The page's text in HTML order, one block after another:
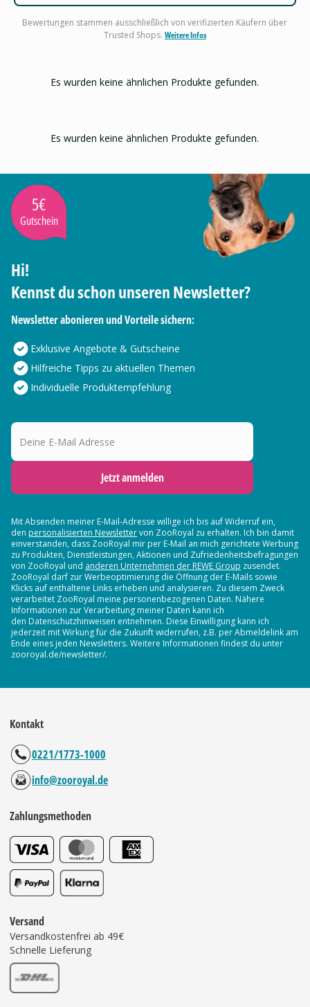
Bewertungen stammen ausschließlich von verifizierten Käufern über
Trusted Shops. Weitere Infos
Es wurden keine ähnlichen Produkte gefunden.
Es wurden keine ähnlichen Produkte gefunden.
5€
Gutschein
Hi!
Kennst du schon unseren Newsletter?
Newsletter abonieren und Vorteile sichern:
Exklusive Angebote & Gutscheine
Hilfreiche Tipps zu aktuellen Themen
Individuelle Produktempfehlung
Deine E-Mail Adresse
Jetzt anmelden
Mit Absenden meiner E-Mail-Adresse willige ich bis auf Widerruf ein,
den personalisierten Newslettervon ZooRoyal zu erhalten. Ich bin damit
einverstanden, dass ZooRoyal mir per E-Mail an mich gerichtete Werbung
zu Produkten, Dienstleistungen, Aktionen und Zufriedenheitsbefragungen
von ZooRoyal und anderen Unternehmen der REWE Group zusendet.
ZooRoyal darf zur Werbeoptimierung die Öffnung der E-Mails sowie
Klicks auf enthaltene Links erheben und analysieren. Zu diesem Zweck
verarbeitet ZooRoyal meine personenbezogenen Daten. Nähere
Informationen zur Verarbeitung meiner Daten kann ich
den Datenschutzhinweisen entnehmen. Diese Einwilligung kann ich
jederzeit mit Wirkung für die Zukunft widerrufen, z.B. per Abmeldelink am
Ende eines jeden Newsletters. Weitere Informationen findest du unter
zooroyal.de/newsletter/.
Kontakt
0221/1773-1000
info@zooroyal.de
Zahlungsmethoden
Versand
Versandkostenfrei ab 49€
Schnelle Lieferung